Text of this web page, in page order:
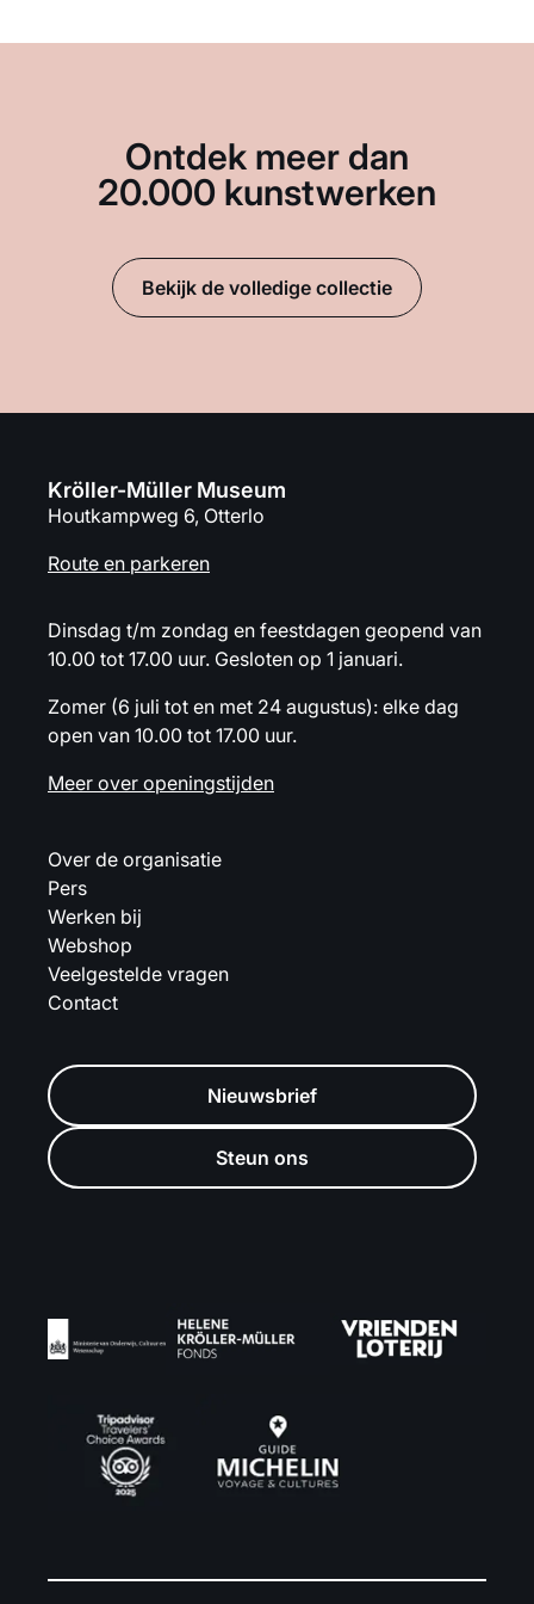
Ontdek meer dan
20.000 kunstwerken
Bekijk de volledige collectie
Kröller-Müller Museum
Houtkampweg 6, Otterlo
Route en parkeren
Dinsdag t/m zondag en feestdagen geopend van
10.00 tot 17.00 uur. Gesloten op 1 januari.
Zomer (6 juli tot en met 24 augustus): elke dag
open van 10.00 tot 17.00 uur.
Meer over openingstijden
Over de organisatie
Pers
Werken bij
Webshop
Veelgestelde vragen
Contact
Nieuwsbrief
Steun ons